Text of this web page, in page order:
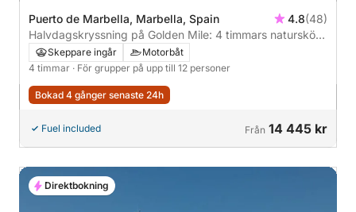
Puerto de Marbella, Marbella, Spain 4.8(48)
Halvdagskryssning på Golden Mile: 4 timmars naturskön
flykt från Marbella på en 20-meters yacht
Skeppare ingår
Motorbåt
4 timmar · För grupper på upp till 12 personer
Bokad 4 gånger senaste 24h
Fuel included Från 14 445 kr
Direktbokning